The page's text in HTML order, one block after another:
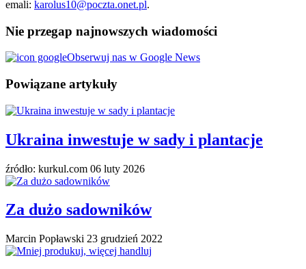
emali: karolus10@poczta.onet.pl.
Nie przegap najnowszych wiadomości
Obserwuj nas w Google News
Powiązane artykuły
Ukraina inwestuje w sady i plantacje
źródło: kurkul.com 06 luty 2026
Za dużo sadowników
Marcin Popławski 23 grudzień 2022